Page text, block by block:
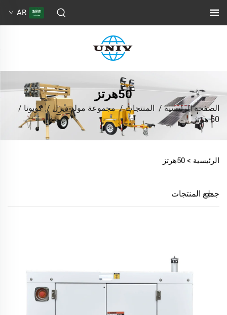
AR
50هرتز
الصفحة الرئيسية/ المنتجات/مجموعة مولد ديزل /كوبوتا /
50 هرتز
الرئيسية > 50هرتز
جميع المنتجات